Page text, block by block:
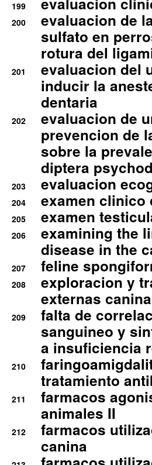
199
200
evaluacion de
sulfato en
rotura del
201
evaluacion del
inducir la
dentaria
202
evaluacion de
prevencion de
sobre la
diptera
203 evaluacion
204 examen clinico
205 examen
206
examining the
disease in the
207 feline
208
exploracion y
externas
209
falta de
sanguineo y
a insuficiencia
210
tratamiento
211
farmacos
animales II
212
farmacos
canina